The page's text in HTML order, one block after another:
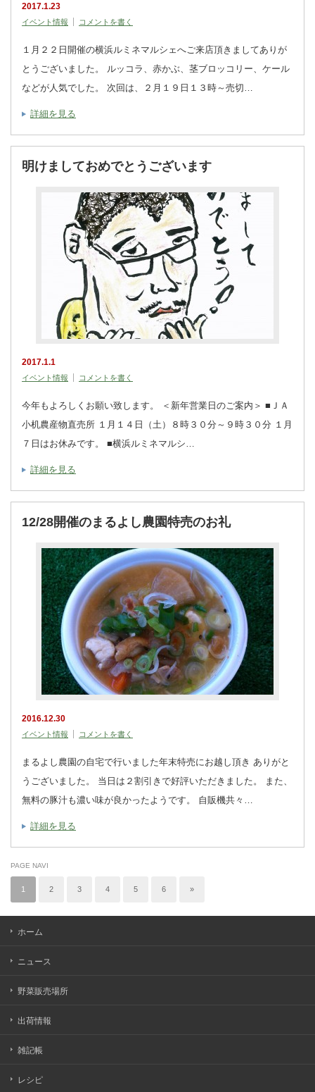
2017.1.23
イベント情報 コメントを書く
１月２２日開催の横浜ルミネマルシェへご来店頂きましてありが
とうございました。 ルッコラ、赤かぶ、茎ブロッコリー、ケール
などが人気でした。 次回は、２月１９日１３時～売切…
詳細を見る
明けましておめでとうございます
2017.1.1
イベント情報 コメントを書く
今年もよろしくお願い致します。 ＜新年営業日のご案内＞ ■ＪＡ
小机農産物直売所 １月１４日（土）８時３０分～９時３０分 １月
７日はお休みです。 ■横浜ルミネマルシ…
詳細を見る
12/28開催のまるよし農園特売のお礼
2016.12.30
イベント情報 コメントを書く
まるよし農園の自宅で行いました年末特売にお越し頂き ありがと
うございました。 当日は２割引きで好評いただきました。 また、
無料の豚汁も濃い味が良かったようです。 自販機共々…
詳細を見る
PAGE NAVI
1 2 3 4 5 6 »
ホーム
ニュース
野菜販売場所
出荷情報
雑記帳
レシピ